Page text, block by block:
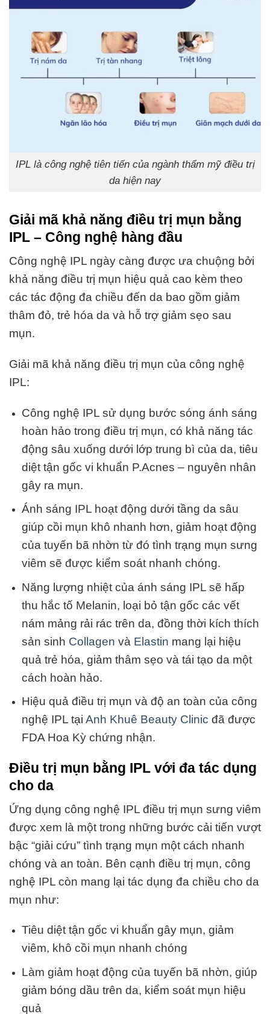
IPL là công nghệ tiên tiến của ngành thẩm mỹ điều trị
da hiện nay
Giải mã khả năng điều trị mụn bằng
IPL – Công nghệ hàng đầu
Công nghệ IPL ngày càng được ưa chuộng bởi
khả năng điều trị mụn hiệu quả cao kèm theo
các tác động đa chiều đến da bao gồm giảm
thâm đỏ, trẻ hóa da và hỗ trợ giảm sẹo sau
mụn.
Giải mã khả năng điều trị mụn của công nghệ
IPL:
Công nghệ IPL sử dụng bước sóng ánh sáng
hoàn hảo trong điều trị mụn, có khả năng tác
động sâu xuống dưới lớp trung bì của da, tiêu
diệt tận gốc vi khuẩn P.Acnes – nguyên nhân
gây ra mụn.
Ánh sáng IPL hoạt động dưới tầng da sâu
giúp cồi mụn khô nhanh hơn, giảm hoạt động
của tuyến bã nhờn từ đó tình trạng mụn sưng
viêm sẽ được kiểm soát nhanh chóng.
Năng lượng nhiệt của ánh sáng IPL sẽ hấp
thu hắc tố Melanin, loại bỏ tận gốc các vết
nám mảng rải rác trên da, đồng thời kích thích
sản sinh Collagen và Elastin mang lại hiệu
quả trẻ hóa, giảm thâm sẹo và tái tạo da một
cách hoàn hảo.
Hiệu quả điều trị mụn và độ an toàn của công
nghệ IPL tại Anh Khuê Beauty Clinic đã được
FDA Hoa Kỳ chứng nhận.
Điều trị mụn bằng IPL với đa tác dụng
cho da
Ứng dụng công nghệ IPL điều trị mụn sưng viêm
được xem là một trong những bước cải tiến vượt
bậc “giải cứu” tình trạng mụn một cách nhanh
chóng và an toàn. Bên cạnh điều trị mụn, công
nghệ IPL còn mang lại tác dụng đa chiều cho da
mụn như:
Tiêu diệt tận gốc vi khuẩn gây mụn, giảm
viêm, khô cồi mụn nhanh chóng
Làm giảm hoạt động của tuyến bã nhờn, giúp
giảm bóng dầu trên da, kiểm soát mụn hiệu
quả